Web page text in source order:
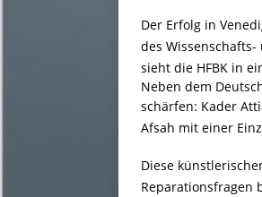
Der Erfolg in
des
sieht die HFBK in
Neben dem
schärfen: Kader
Afsah mit einer
Diese
Reparationsfragen